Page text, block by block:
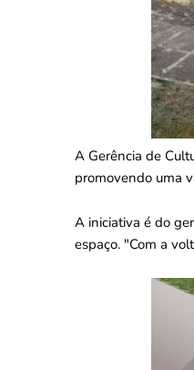
A Gerência de
promovendo uma
A iniciativa é do
espaço. "Com a